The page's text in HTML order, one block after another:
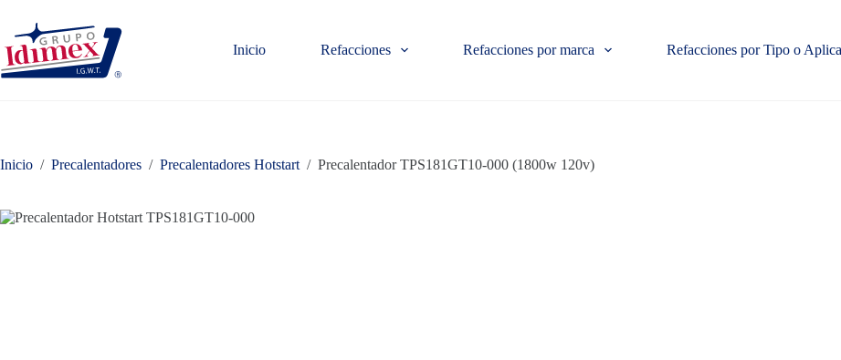
contenido
Inicio Refacciones Refacciones por marca Refacciones por Tipo o
Inicio / Precalentadores / Precalentadores Hotstart / Precalentador TPS181GT10-000 (1800w 120v)